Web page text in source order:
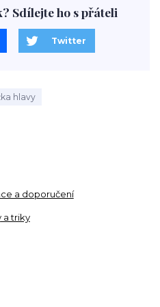
a doporučení
a triky
Sdílejte ho s přáteli
Twitter
hlavy